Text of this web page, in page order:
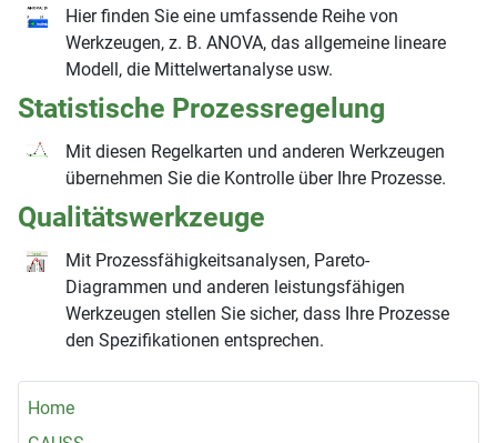
Home
Hier finden Sie eine umfassende Reihe von
Werkzeugen, z. B. ANOVA, das allgemeine lineare
Modell, die Mittelwertanalyse usw.
Statistische Prozessregelung
Mit diesen Regelkarten und anderen Werkzeugen
übernehmen Sie die Kontrolle über Ihre Prozesse.
Qualitätswerkzeuge
Mit Prozessfähigkeitsanalysen, Pareto-
Diagrammen und anderen leistungsfähigen
Werkzeugen stellen Sie sicher, dass Ihre Prozesse
den Spezifikationen entsprechen.